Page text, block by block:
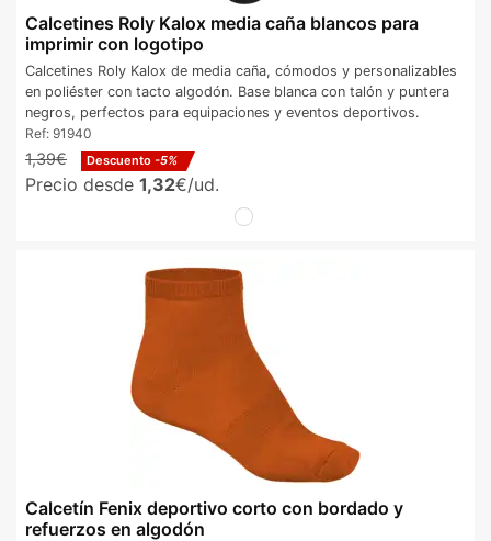
Calcetines Roly Kalox media caña blancos para
imprimir con logotipo
Calcetines Roly Kalox de media caña, cómodos y personalizables
en poliéster con tacto algodón. Base blanca con talón y puntera
negros, perfectos para equipaciones y eventos deportivos.
Ref: 91940
1,39€ Descuento -5%
Precio desde 1,32€/ud.
Calcetín Fenix deportivo corto con bordado y
refuerzos en algodón